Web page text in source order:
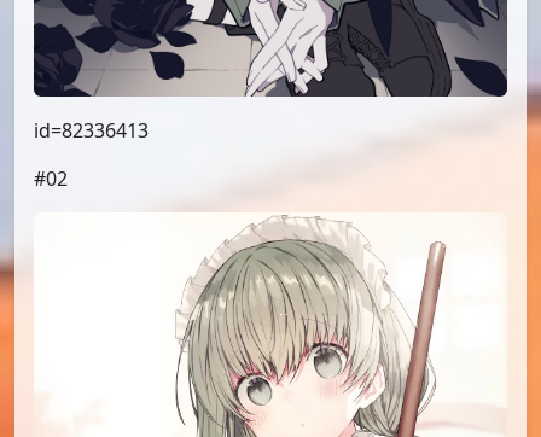
id=82336413
#02